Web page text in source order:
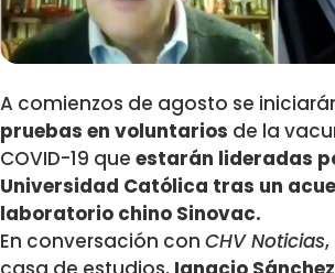
A comienzos de agosto se
pruebas en voluntarios de la
COVID-19 que estarán lideradas
Universidad Católica tras un
laboratorio chino Sinovac.
En conversación con CHV Noticias